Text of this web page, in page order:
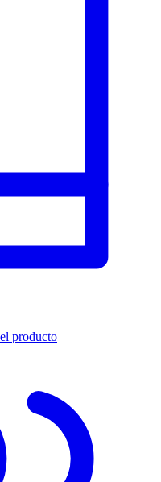
producto